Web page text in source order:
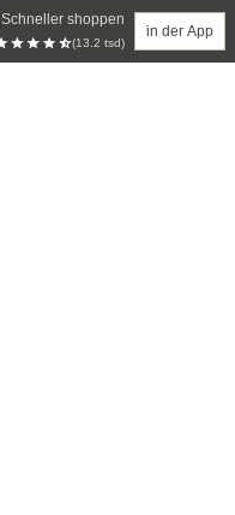
Schneller shoppen
(13.2 tsd)
in der App